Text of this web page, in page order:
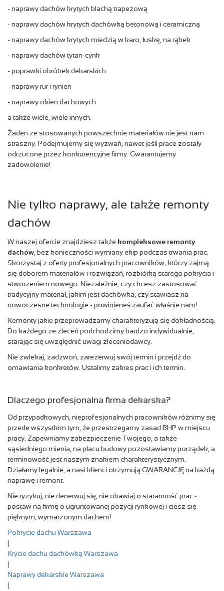
- naprawy dachów krytych blachą trapezową
- naprawy dachów krytych dachówką betonową i ceramiczną
- naprawy dachów krytych miedzią w karo, łuskę, na rąbek
- naprawy dachów tytan-cynk
- poprawki obróbek dekarskich
- naprawy rur i rynien
- naprawy okien dachowych
a także wiele, wiele innych.
Żaden ze stosowanych powszechnie materiałów nie jest nam
straszny. Podejmujemy się wyzwań, nawet jeśli prace zostały
odrzucone przez konkurencyjne firmy. Gwarantujemy
zadowolenie!
Nie tylko naprawy, ale także remonty
dachów
W naszej ofercie znajdziesz także kompleksowe remonty
dachów , bez konieczności wymiany ekip podczas trwania prac.
Skorzystaj z oferty profesjonalnych pracowników, którzy zajmą
się doborem materiałów i rozwiązań, rozbiórką starego pokrycia i
stworzeniem nowego. Niezależnie, czy chcesz zastosować
tradycyjny materiał, jakim jest dachówka, czy stawiasz na
nowoczesne technologie - powinieneś zaufać właśnie nam!
Remonty jakie przeprowadzamy charakteryzują się dokładnością.
Do każdego ze zleceń podchodzimy bardzo indywidualnie,
starając się uwzględnić uwagi zleceniodawcy.
Nie zwlekaj, zadzwoń, zarezerwuj swój termin i przejdź do
omawiania konkretów. Ustalimy zakres prac i ich termin.
Dlaczego profesjonalna firma dekarska?
Od przypadkowych, nieprofesjonalnych pracowników różnimy się
przede wszystkim tym, że przestrzegamy zasad BHP w miejscu
pracy. Zapewniamy zabezpieczenie Twojego, a także
sąsiedniego mienia, na placu budowy pozostawiamy porządek, a
terminowość jest naszym znakiem charakterystycznym.
Działamy legalnie, a nasi klienci otrzymują GWARANCJĘ na każdą
naprawę i remont.
Nie ryzykuj, nie denerwuj się, nie obawiaj o staranność prac -
postaw na firmę o ugruntowanej pozycji rynkowej i ciesz się
pięknym, wymarzonym dachem!
Pokrycie dachu Warszawa
|
Krycie dachu dachówką Warszawa
|
Naprawy dekarskie Warszawa
|